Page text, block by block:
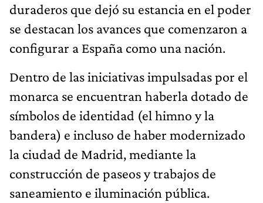
duraderos que dejó su estancia en el poder
se destacan los avances que comenzaron a
configurar a España como una nación.
Dentro de las iniciativas impulsadas por el
monarca se encuentran haberla dotado de
símbolos de identidad (el himno y la
bandera) e incluso de haber modernizado
la ciudad de Madrid, mediante la
construcción de paseos y trabajos de
saneamiento e iluminación pública.